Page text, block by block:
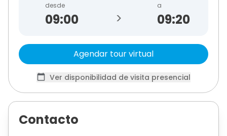
desde
>
a
09:20
Agendar tour virtual
Ver disponibilidad de visita presencial
Contacto